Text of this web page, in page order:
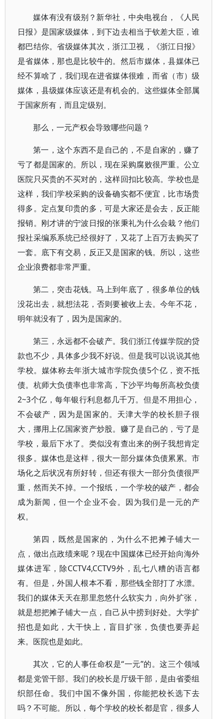
媒体有没有级别？新华社，中央电视台，《人民
日报》是国家级媒体，到下边去相当于钦差大臣，谁
都巴结你。省级媒体其次，浙江卫视，《浙江日报》
是省媒体，那也是比较牛的。然后市媒体，县媒体已
经不算啥了，我们现在进省媒体很难，而省（市）级
媒体，县级媒体应该还是有机会的。这些媒体全部属
于国家所有，而且定级别。
那么，一元产权会导致哪些问题？
第一，这个东西不是自己的，不是自家的，赚了
亏了都是国家的。所以，现在采购腐败很严重。公立
医院只买贵的不买对的，这样回扣比较高。学校也是
这样，我们学校采购的设备确实都不便宜，比市场贵
得多。定点复印贵的多，可是大家还是会去，反正能
报销。刚才讲的宁波日报的张秉礼为什么会栽？他们
报社采编系系统已经很好了，又花了上百万去购买了
一套。底下有交易，反正又是国家的钱。所以，这些
企业浪费都非常严重。
第二，突击花钱。马上到年底了，很多单位的钱
没花出去，就想法花，否则要被收上去。今年不花，
明年就没有了，因为是国家的。
第三，永远都不会破产。我们浙江传媒学院的贷
款也不少，具体多少我不好说。但是我可以说说其他
学校。媒体称去年浙大城市学院负债5个亿，资不抵
债。杭师大负债率也非常高，下沙平均每所高校负债
2~3个亿，每年银行利息都几千万。但是不用担心，
不会破产，因为是国家的。天津大学的校长胆子很
大，挪用上亿国家资产炒股。赚了是自己的，亏了是
学校，最后下水了。类似没有查出来的例子我想肯定
很多。媒体也是这样，很大一部分媒体负债累累。市
场化之后状况有所好转，但还有很大一部分负债很严
重，然而关不掉。一个报纸，一个学校的破产，都会
成为新闻，但一个企业不会。因为我们是一元的产
权。
第四，既然是国家的，为什么不把摊子铺大一
点，做出点政绩来呢？现在中国媒体已经开始向海外
媒体进军，除CCTV4,CCTV9外，乱七八糟的语言都
有。但是，外国人根本不看，那些钱全部打了水漂。
我们的媒体天天在那里忽悠什么软实力，向外扩张，
就是想把摊子铺大一点，自己从中捞到好处。大学扩
招也是如此，大干快上，盲目扩张，负债也要弄起
来。医院也是如此。
其次，它的人事任命权是“一元”的。这三个领域
都是党管干部。我们的校长是厅级干部，是由省委组
织部任命。我们中国不像外国，你能把校长选下去
吗？不可能。所以，每个学校的校长都是官，很多人